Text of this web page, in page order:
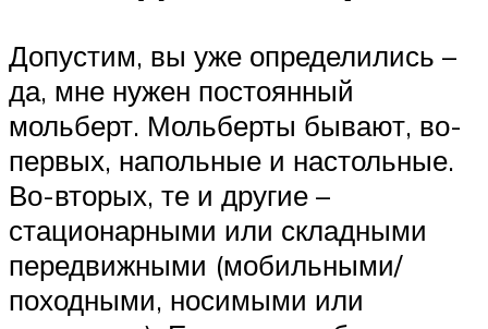
Допустим, вы уже определились –
да, мне нужен постоянный
мольберт. Мольберты бывают, во-
первых, напольные и настольные.
Во-вторых, те и другие –
стационарными или складными
передвижными (мобильными/
походными, носимыми или